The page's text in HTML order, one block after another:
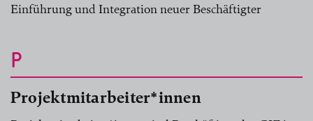
Einführung und Integration neuer Beschäftigter
P
Projektmitarbeiter*innen